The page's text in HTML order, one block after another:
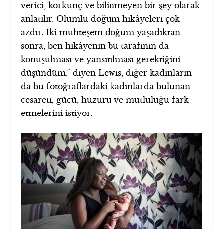
verici, korkunç ve bilinmeyen bir şey olarak
anlatılır. Olumlu doğum hikâyeleri çok
azdır. İki muhteşem doğum yaşadıktan
sonra, ben hikâyenin bu tarafının da
konuşulması ve yansıtılması gerektiğini
düşündüm.” diyen Lewis, diğer kadınların
da bu fotoğraflardaki kadınlarda bulunan
cesareti, gücü, huzuru ve mutluluğu fark
etmelerini istiyor.